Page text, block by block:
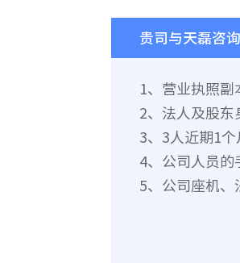
贵司与天磊咨
1、营业执照副
2、法人及股东
3、3人近期1个
4、公司人员的
5、公司座机、